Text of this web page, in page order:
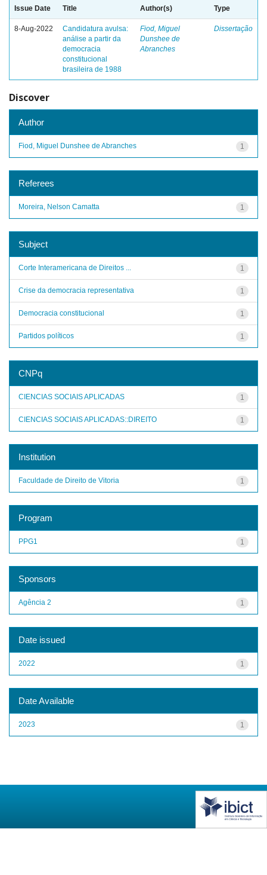
Issue Date Title Author(s) Type
8-Aug-2022
Candidatura avulsa:
análise a partir da
democracia
constitucional
brasileira de 1988
Fiod, Miguel
Dunshee de
Abranches
Dissertação
Discover
Author
1
Fiod, Miguel Dunshee de Abranches
Referees
1
Moreira, Nelson Camatta
Subject
1
Corte Interamericana de Direitos ...
1
Crise da democracia representativa
1
Democracia constitucional
1
Partidos políticos
CNPq
1
CIENCIAS SOCIAIS APLICADAS
1
CIENCIAS SOCIAIS APLICADAS::DIREITO
Institution
1
Faculdade de Direito de Vitoria
Program
1
PPG1
Sponsors
1
Agência 2
Date issued
1
2022
Date Available
1
2023